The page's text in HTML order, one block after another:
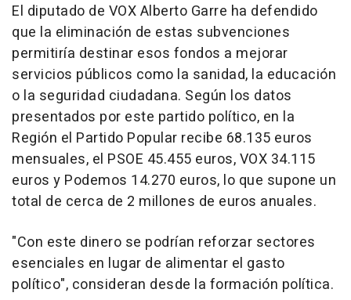
El diputado de VOX Alberto Garre ha defendido
que la eliminación de estas subvenciones
permitiría destinar esos fondos a mejorar
servicios públicos como la sanidad, la educación
o la seguridad ciudadana. Según los datos
presentados por este partido político, en la
Región el Partido Popular recibe 68.135 euros
mensuales, el PSOE 45.455 euros, VOX 34.115
euros y Podemos 14.270 euros, lo que supone un
total de cerca de 2 millones de euros anuales.
"Con este dinero se podrían reforzar sectores
esenciales en lugar de alimentar el gasto
político", consideran desde la formación política.